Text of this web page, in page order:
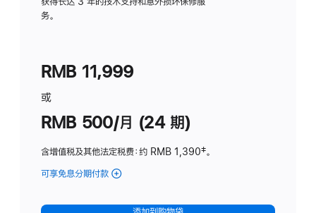
务。
RMB 11,999
或
RMB 500/月 (24 期)
含增值税及其他法定税费：约 RMB 1,390脚
‡。
可享免息分期付款 (Studio
-